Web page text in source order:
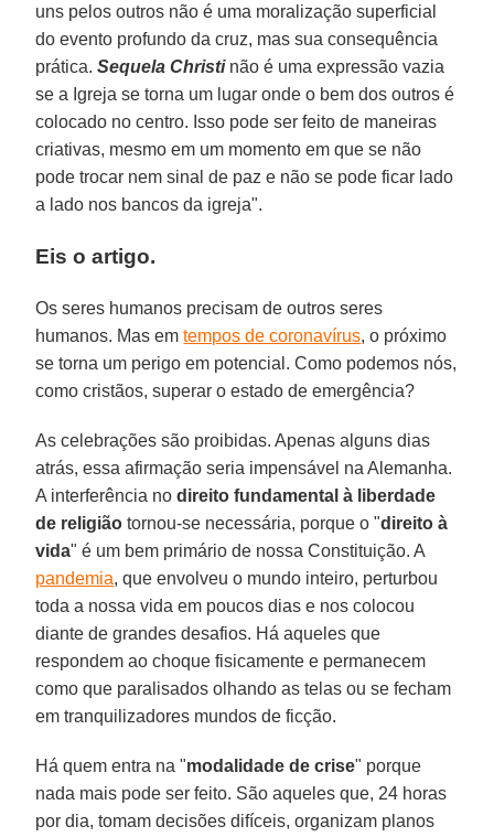
uns pelos outros não é uma moralização superficial
do evento profundo da cruz, mas sua consequência
prática.Sequela Christinão é uma expressão vazia
se a Igreja se torna um lugar onde o bem dos outros é
colocado no centro. Isso pode ser feito de maneiras
criativas, mesmo em um momento em que se não
pode trocar nem sinal de paz e não se pode ficar lado
a lado nos bancos da igreja".
Eis o artigo.
Os seres humanos precisam de outros seres
humanos. Mas emtempos de coronavírus, o próximo
se torna um perigo em potencial. Como podemos nós,
como cristãos, superar o estado de emergência?
As celebrações são proibidas. Apenas alguns dias
atrás, essa afirmação seria impensável na Alemanha.
A interferência nodireito fundamental à liberdade
de religião tornou-se necessária, porque o "direito à
vida" é um bem primário de nossa Constituição. A
pandemia, que envolveu o mundo inteiro, perturbou
toda a nossa vida em poucos dias e nos colocou
diante de grandes desafios. Há aqueles que
respondem ao choque fisicamente e permanecem
como que paralisados olhando as telas ou se fecham
em tranquilizadores mundos de ficção.
Há quem entra na "modalidade de crise" porque
nada mais pode ser feito. São aqueles que, 24 horas
por dia, tomam decisões difíceis, organizam planos